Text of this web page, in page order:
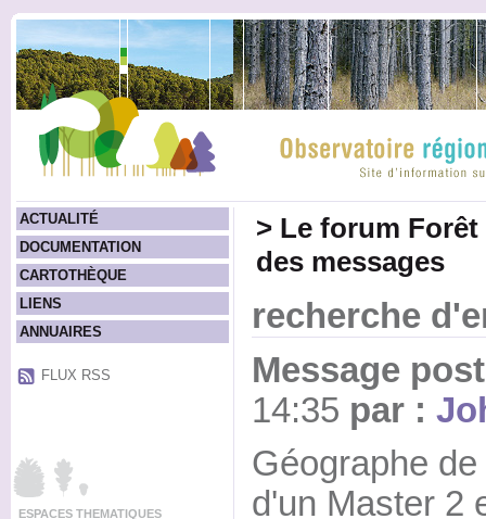
ACTUALITÉ
DOCUMENTATION
CARTOTHÈQUE
LIENS
ANNUAIRES
FLUX RSS
ESPACES THEMATIQUES
> Le forum
des messages
recherche
Message
14:35 par :
Géographe
d'un Master 2